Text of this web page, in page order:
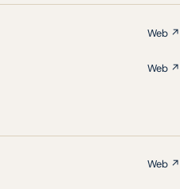
Web ↗
Web ↗
Web ↗